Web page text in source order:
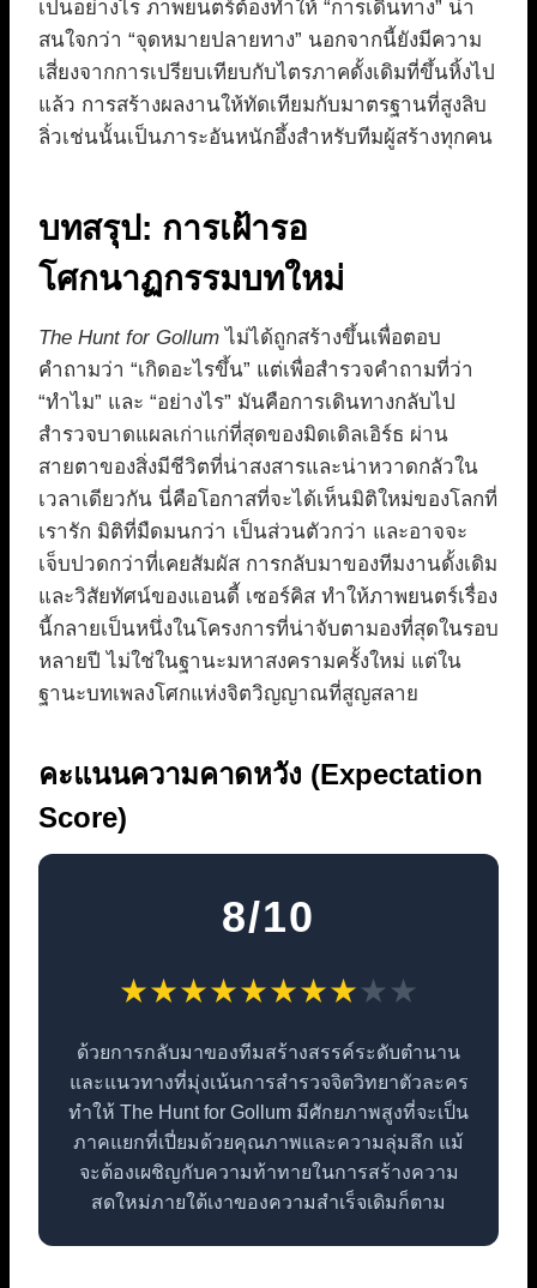
เป็นอย่างไร ภาพยนตร์ต้องทำให้ “การเดินทาง” น่า
สนใจกว่า “จุดหมายปลายทาง” นอกจากนี้ยังมีความ
เสี่ยงจากการเปรียบเทียบกับไตรภาคดั้งเดิมที่ขึ้นหิ้งไป
แล้ว การสร้างผลงานให้ทัดเทียมกับมาตรฐานที่สูงลิบ
ลิ่วเช่นนั้นเป็นภาระอันหนักอึ้งสำหรับทีมผู้สร้างทุกคน
บทสรุป: การเฝ้ารอ
โศกนาฏกรรมบทใหม่
The Hunt for Gollum ไม่ได้ถูกสร้างขึ้นเพื่อตอบ
คำถามว่า “เกิดอะไรขึ้น” แต่เพื่อสำรวจคำถามที่ว่า
“ทำไม” และ “อย่างไร” มันคือการเดินทางกลับไป
สำรวจบาดแผลเก่าแก่ที่สุดของมิดเดิลเอิร์ธ ผ่าน
สายตาของสิ่งมีชีวิตที่น่าสงสารและน่าหวาดกลัวใน
เวลาเดียวกัน นี่คือโอกาสที่จะได้เห็นมิติใหม่ของโลกที่
เรารัก มิติที่มืดมนกว่า เป็นส่วนตัวกว่า และอาจจะ
เจ็บปวดกว่าที่เคยสัมผัส การกลับมาของทีมงานดั้งเดิม
และวิสัยทัศน์ของแอนดี้ เซอร์คิส ทำให้ภาพยนตร์เรื่อง
นี้กลายเป็นหนึ่งในโครงการที่น่าจับตามองที่สุดในรอบ
หลายปี ไม่ใช่ในฐานะมหาสงครามครั้งใหม่ แต่ใน
ฐานะบทเพลงโศกแห่งจิตวิญญาณที่สูญสลาย
คะแนนความคาดหวัง (Expectation
Score)
8/10
★★★★★★★★★★
ด้วยการกลับมาของทีมสร้างสรรค์ระดับตำนาน
และแนวทางที่มุ่งเน้นการสำรวจจิตวิทยาตัวละคร
ทำให้ The Hunt for Gollum มีศักยภาพสูงที่จะเป็น
ภาคแยกที่เปี่ยมด้วยคุณภาพและความลุ่มลึก แม้
จะต้องเผชิญกับความท้าทายในการสร้างความ
สดใหม่ภายใต้เงาของความสำเร็จเดิมก็ตาม